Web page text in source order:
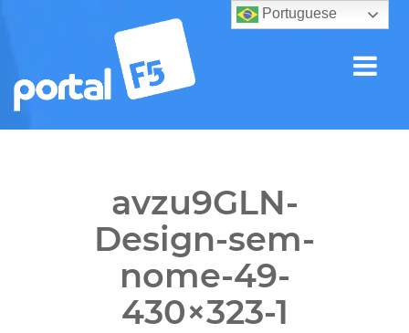
avzu9GLN-
Design-sem-
nome-49-
430×323-1
Portuguese